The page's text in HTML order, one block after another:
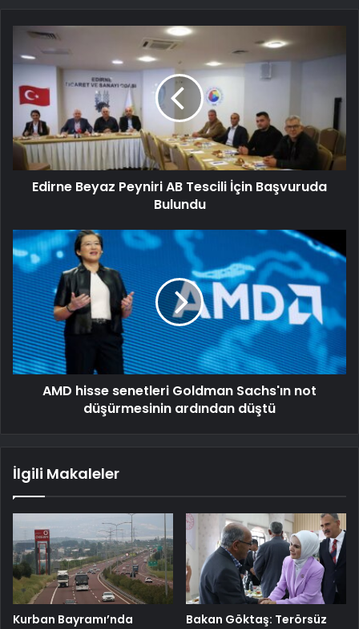
Edirne Beyaz Peyniri AB Tescili İçin Başvuruda
Bulundu
AMD hisse senetleri Goldman Sachs'ın not
düşürmesinin ardından düştü
İlgili Makaleler
Kurban Bayramı’nda
Bakan Göktaş: Terörsüz